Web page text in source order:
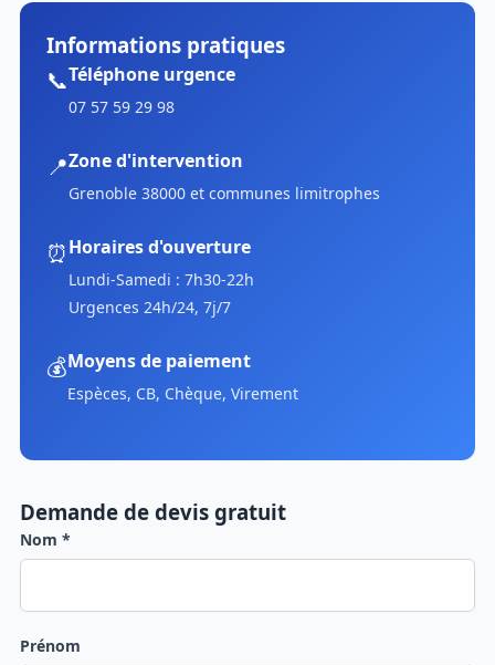
Informations pratiques
📞Téléphone urgence
07 57 59 29 98
📍Zone d'intervention
Grenoble 38000 et communes limitrophes
⏰Horaires d'ouverture
Lundi-Samedi : 7h30-22h
Urgences 24h/24, 7j/7
💰Moyens de paiement
Espèces, CB, Chèque, Virement
Demande de devis gratuit
Nom *
Prénom